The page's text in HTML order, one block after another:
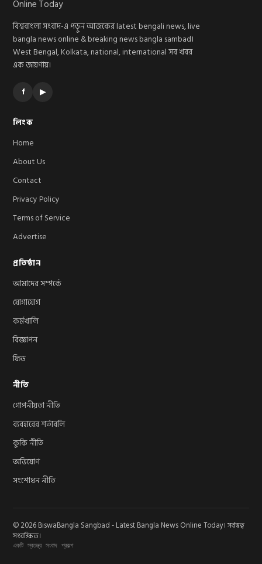
বিশ্ববাংলা সংবাদ-এ পড়ুন আজকের latest bengali news, live
bangla news online & breaking news bangla sambad।
West Bengal, Kolkata, national, international সব খবর
এক জায়গায়।
f ▶
লিংক
Home
About Us
Contact
Privacy Policy
Terms of Service
Advertise
প্রতিষ্ঠান
আমাদের সম্পর্কে
যোগাযোগ
কর্মখালি
বিজ্ঞাপন
ফিড
নীতি
গোপনীয়তা নীতি
ব্যবহারের শর্তাবলি
কুকি নীতি
অভিযোগ
সংশোধন নীতি
© 2026 BiswaBangla Sangbad - Latest Bangla News Online Today। সর্বস্বত্ব
সংরক্ষিত।
একটি স্বতন্ত্র সংবাদ প্রকল্প